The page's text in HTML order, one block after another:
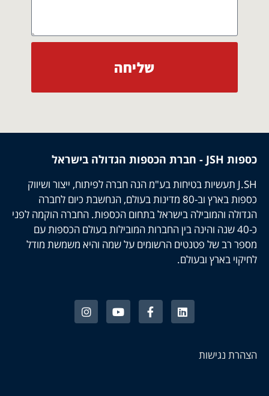
שליחה
כספות JSH - חברת הכספות הגדולה בישראל
J.SH תעשיות בטיחות בע"מ הנה חברה לפיתוח, ייצור ושיווק
כספות בארץ וב-80 מדינות בעולם, הנחשבת כיום לחברה
הגדולה והמובילה בישראל בתחום הכספות. החברה הוקמה לפני
כ-40 שנה והינה בין החברות המובילות בעולם הכספות עם
מספר רב של פטנטים הרשומים על שמה והיא משמשת מודל
לחיקוי בארץ ובעולם.
הצהרת נגישות